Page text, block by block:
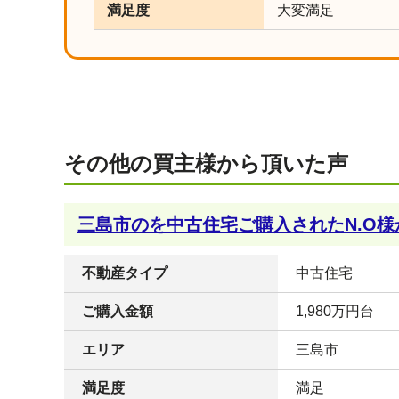
満足度 大変満足
その他の買主様から頂いた声
三島市のを中古住宅ご購入されたN.O
不動産タイプ 中古住宅
ご購入金額 1,980万円台
エリア 三島市
満足度 満足